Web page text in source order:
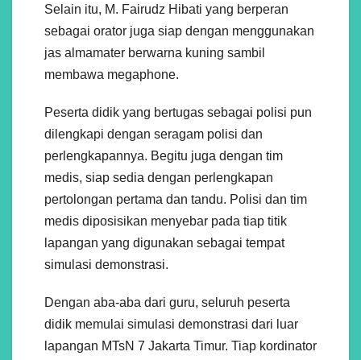
Selain itu, M. Fairudz Hibati yang berperan
sebagai orator juga siap dengan menggunakan
jas almamater berwarna kuning sambil
membawa megaphone.
Peserta didik yang bertugas sebagai polisi pun
dilengkapi dengan seragam polisi dan
perlengkapannya. Begitu juga dengan tim
medis, siap sedia dengan perlengkapan
pertolongan pertama dan tandu. Polisi dan tim
medis diposisikan menyebar pada tiap titik
lapangan yang digunakan sebagai tempat
simulasi demonstrasi.
Dengan aba-aba dari guru, seluruh peserta
didik memulai simulasi demonstrasi dari luar
lapangan MTsN 7 Jakarta Timur. Tiap kordinator